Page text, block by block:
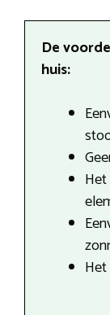
De
huis: